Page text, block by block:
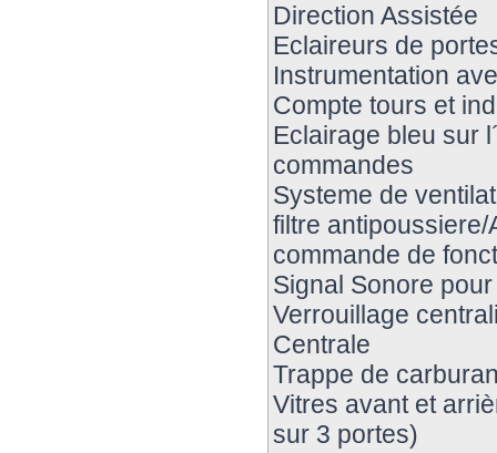
Direction Assistée
Eclaireurs de
Instrumentation
Compte tours et
Eclairage bleu sur
commandes
Systeme de
filtre
commande de
Signal Sonore
Verrouillage
Centrale
Trappe de
Vitres avant et
sur 3 portes)